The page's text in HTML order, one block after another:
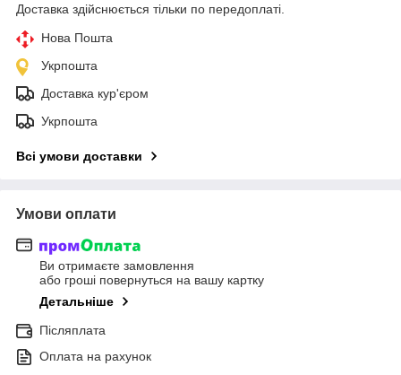
Доставка здійснюється тільки по передоплаті.
Нова Пошта
Укрпошта
Доставка кур'єром
Укрпошта
Всі умови доставки
Умови оплати
Ви отримаєте замовлення
або гроші повернуться на вашу картку
Детальніше
Післяплата
Оплата на рахунок